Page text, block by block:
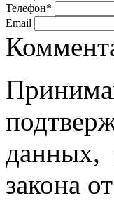
Телефон*
Email
данных,
закона